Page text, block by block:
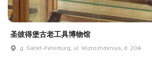
圣彼得堡古老工具博物馆
g. Sankt-Peterburg, ul. Vozrozhdeniya, d. 20A